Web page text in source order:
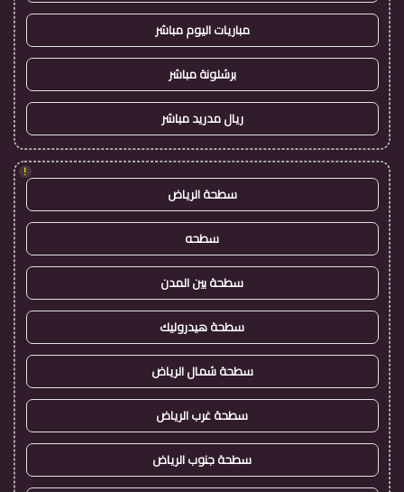
مباريات اليوم مباشر
برشلونة مباشر
ريال مدريد مباشر
!
سطحة الرياض
سطحه
سطحة بين المدن
سطحة هيدروليك
سطحة شمال الرياض
سطحة غرب الرياض
سطحة جنوب الرياض